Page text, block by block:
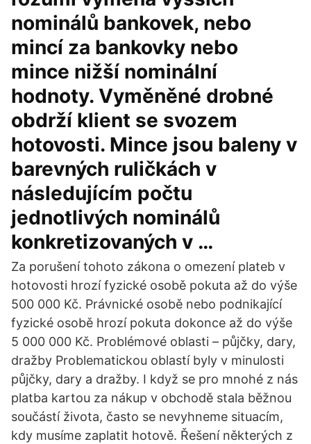
nominálů bankovek, nebo
mincí za bankovky nebo
mince nižší nominální
hodnoty. Vyměněné drobné
obdrží klient se svozem
hotovosti. Mince jsou baleny v
barevných ruličkách v
následujícím počtu
jednotlivých nominálů
konkretizovaných v …
Za porušení tohoto zákona o omezení plateb v
hotovosti hrozí fyzické osobě pokuta až do výše
500 000 Kč. Právnické osobě nebo podnikající
fyzické osobě hrozí pokuta dokonce až do výše
5 000 000 Kč. Problémové oblasti – půjčky, dary,
dražby Problematickou oblastí byly v minulosti
půjčky, dary a dražby. I když se pro mnohé z nás
platba kartou za nákup v obchodě stala běžnou
součástí života, často se nevyhneme situacím,
kdy musíme zaplatit hotově. Řešení některých z